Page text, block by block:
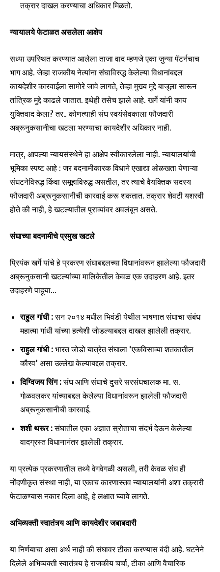
तक्रार दाखल करण्याचा अधिकार मिळतो.
न्यायालये फेटाळत असलेला आक्षेप
सध्या उपस्थित करण्यात आलेला ताजा वाद म्हणजे एका जुन्या पॅटर्नचाच
भाग आहे. जेव्हा राजकीय नेत्यांना संघाविरुद्ध केलेल्या विधानांबद्दल
कायदेशीर कारवाईला सामोरे जावे लागते, तेव्हा मुख्य मुद्दे बाजूला सारून
तांत्रिक मुद्दे काढले जातात. इथेही तसेच झाले आहे. खर्गे यांनी काय
युक्तिवाद केला? तर.. कोणत्याही संघ स्वयंसेवकाला फौजदारी
अब्रूनुकसानीचा खटला भरण्याचा कायदेशीर अधिकार नाही.
मात्र, आपल्या न्यायसंस्थेने हा आक्षेप स्वीकारलेला नाही. न्यायालयांची
भूमिका स्पष्ट आहे : जर बदनामीकारक विधाने एखाद्या ओळखता येणाऱ्या
संघटनेविरुद्ध किंवा समूहाविरुद्ध असतील, तर त्याचे वैयक्तिक सदस्य
फौजदारी अब्रूनुकसानीची कारवाई करू शकतात. तक्रार शेवटी यशस्वी
होते की नाही, हे खटल्यातील पुराव्यांवर अवलंबून असते.
संघाच्या बदनामीचे प्रमुख खटले
प्रियंक खर्गे यांचे हे प्रकरण संघाबद्दलच्या विधानांवरून झालेल्या फौजदारी
अब्रूनुकसानी खटल्यांच्या मालिकेतील केवळ एक उदाहरण आहे. इतर
उदाहरणे पाहूया…
राहुल गांधी :सन २०१४ मधील भिवंडी येथील भाषणात संघाचा संबंध
महात्मा गांधी यांच्या हत्येशी जोडल्याबद्दल दाखल झालेली तक्रार.
राहुल गांधी : भारत जोडो यात्रेत संघाला ‘एकविसाव्या शतकातील
कौरव’ असा उल्लेख केल्याबद्दल तक्रार.
दिग्विजय सिंग :संघ आणि संघाचे दुसरे सरसंघचालक मा. स.
गोळवलकर यांच्याबद्दल केलेल्या विधानांवरून झालेली फौजदारी
अब्रूनुकसानीची कारवाई.
शशी थरूर :संघातील एका अज्ञात स्रोताचा संदर्भ देऊन केलेल्या
वादग्रस्त विधानानंतर झालेली तक्रार.
या प्रत्येक प्रकरणातील तथ्ये वेगवेगळी असली, तरी केवळ संघ ही
नोंदणीकृत संस्था नाही, या एकाच कारणास्तव न्यायालयांनी अशा तक्रारी
फेटाळण्यास नकार दिला आहे, हे लक्षात घ्यावे लागते.
अभिव्यक्ती स्वातंत्र्य आणि कायदेशीर जबाबदारी
या निर्णयाचा असा अर्थ नाही की संघावर टीका करण्यास बंदी आहे. घटनेने
दिलेले अभिव्यक्ती स्वातंत्र्य हे राजकीय चर्चा, टीका आणि वैचारिक